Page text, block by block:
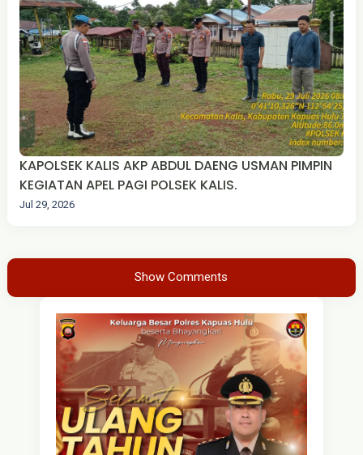
KAPOLSEK KALIS AKP ABDUL DAENG USMAN PIMPIN
KEGIATAN APEL PAGI POLSEK KALIS.
Jul 29, 2026
Show Comments